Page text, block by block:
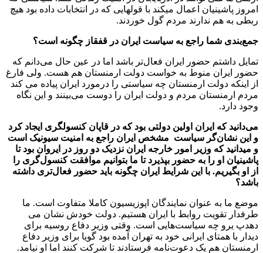
امروز پاشینیان اعمال میکند با قولهایی که در انتخابات داده بود هیچ
ربطی به هم ندارند مردم گول خوردند.
جمع‌بندی شما راجع به سیاست ایران در قفقاز چگونه است؟
تمایل داشتم حضور ایران فعال‌تر باشد اما در عین حال می‌دانم که
حضور ایران منوط به خواست دولت ارمنستان هم هست. ولی فارغ
از اینکه دولت ارمنستان چه سیاستی را درمورد ایران پیاده می کند
مردم ارمنستان مردم و دولت ایران را دوست می‌بینند و این نگاه
وجود دارد.
می‌دانید که ایران اولین دولتی بود که در قاپان کنسولگری ایجاد کرد
و این نشان‌گر سیاست مشخص ایران راجع به امنیت سیونیک است
و میدانید که وزیر امور خارجه ایران نزدیک دو روز در ایروان بود تا
پاشینیان او را به حضور بپذیرد تا ما بتوانیم موافقت کنسول‌گری را
از او بگیریم. با این شرایط ایران چگونه باید حضور فعال‌تری داشته
باشد؟
موضع ما به عنوان نمایندگان اپوزیسیون کاملا متفاوت است. ما
طرفدار تقویت روابط با ایران هستیم. دولت خودش نشان می
دهدپ یرو چه سیاست‌هایی است. وقتی وزیر دفاع روسیه برای
دیدار با همتای ایرانی خود به تهران آمده بود گویا برای وزیر دفاع
ارمنستان هم یک دعوت‌نامه فرستادند تا شرکت کنند اما او نیامد.